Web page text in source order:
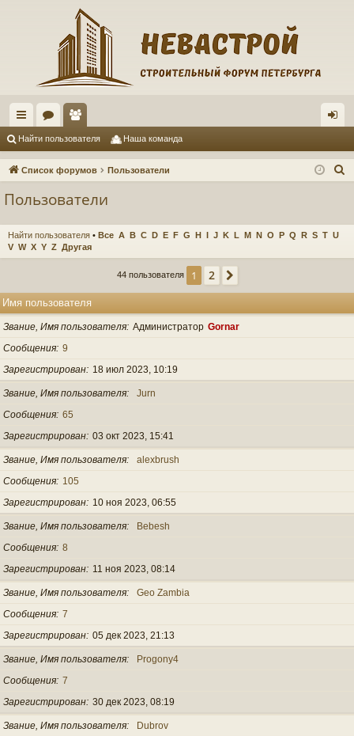
с
ы
ор
ум
ол
ьз
ел
и
д
Найти пользователя Наша команда
Список форумов Пользователи
Пользователи
Найти пользователя • Все A B C D E F G H I J K L M N O P Q R S T U
V W X Y Z Другая
44 пользователя 1 2
Имя пользователя
Звание, Имя пользователя Администратор Gornar
Сообщения 9
Зарегистрирован
18 июл 2023, 10:19
Звание, Имя пользователя
Jurn
Сообщения 65
Зарегистрирован 03 окт 2023, 15:41
Звание, Имя пользователя
alexbrush
Сообщения
105
Зарегистрирован
10 ноя 2023, 06:55
Звание, Имя пользователя
Bebesh
Сообщения 8
Зарегистрирован
11 ноя 2023, 08:14
Звание, Имя пользователя
Geo Zambia
Сообщения 7
Зарегистрирован 05 дек 2023, 21:13
Звание, Имя пользователя
Progony4
Сообщения 7
Зарегистрирован 30 дек 2023, 08:19
Звание, Имя пользователя
Dubrov